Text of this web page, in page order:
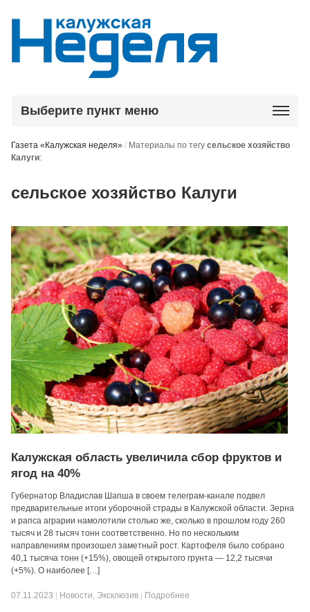
Выберите пункт меню
Газета «Калужская неделя» / Материалы по тегусельское хозяйство
Калуги:
сельское хозяйство Калуги
Калужская область увеличила сбор фруктов и
ягод на 40%
Губернатор Владислав Шапша в своем телеграм-канале подвел
предварительные итоги уборочной страды в Калужской области. Зерна
и рапса аграрии намолотили столько же, сколько в прошлом году 260
тысяч и 28 тысяч тонн соответственно. Но по нескольким
направлениям произошел заметный рост. Картофеля было собрано
40,1 тысяча тонн (+15%), овощей открытого грунта — 12,2 тысячи
(+5%). О наиболее […]
07.11.2023 Новости, Эксклюзив Подробнее